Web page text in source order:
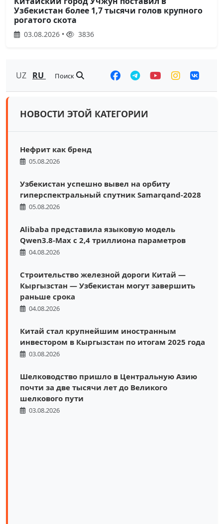
Узбекистан более 1,7 тысячи голов крупного
рогатого скота
03.08.2026 • 3836
UZ RU Поиск
НОВОСТИ ЭТОЙ КАТЕГОРИИ
Нефрит как бренд
05.08.2026
Узбекистан успешно вывел на орбиту
гиперспектральный спутник Samarqand-2028
05.08.2026
Alibaba представила языковую модель
Qwen3.8-Max с 2,4 триллиона параметров
04.08.2026
Строительство железной дороги Китай —
Кыргызстан — Узбекистан могут завершить
раньше срока
04.08.2026
Китай стал крупнейшим иностранным
инвестором в Кыргызстан по итогам 2025 года
03.08.2026
Шелководство пришло в Центральную Азию
почти за две тысячи лет до Великого
шелкового пути
03.08.2026